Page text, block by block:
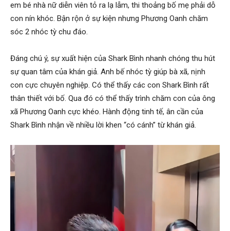
em bé nhà nữ diễn viên tỏ ra lạ lẫm, thi thoảng bố mẹ phải dỗ
con nín khóc. Bận rộn ở sự kiện nhưng Phương Oanh chăm
sóc 2 nhóc tỳ chu đáo.
Đáng chú ý, sự xuất hiện của Shark Bình nhanh chóng thu hút
sự quan tâm của khán giả. Anh bế nhóc tỳ giúp bà xã, nịnh
con cực chuyên nghiệp. Có thể thấy các con Shark Bình rất
thân thiết với bố. Qua đó có thể thấy trình chăm con của ông
xã Phương Oanh cực khéo. Hành động tinh tế, ân cần của
Shark Bình nhận về nhiều lời khen “có cánh” từ khán giả.